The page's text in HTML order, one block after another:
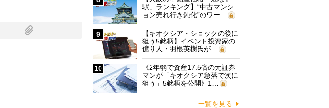
駅」ランキング】“中古マンシ
ョン売れ行き鈍化”のワー…
9
【キオクシア・ショックの後に
狙う5銘柄】イベント投資家の
億り人・羽根英樹氏が…
10
《2年弱で資産17.5倍の元証券
マンが「キオクシア急落で次に
狙う」5銘柄を公開》1…
一覧を見る